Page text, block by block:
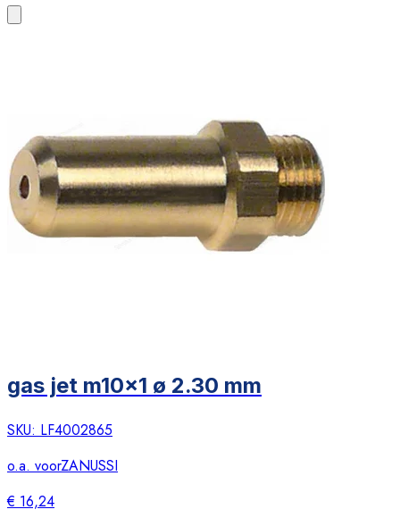
gas jet m10x1 ø 2.30 mm
SKU: LF4002865
o.a. voorZANUSSI
€ 16,24